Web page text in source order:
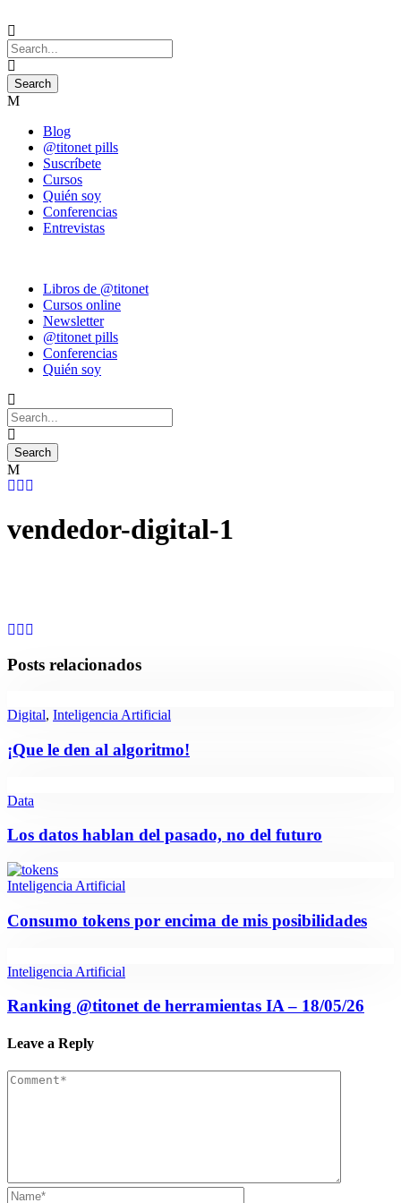
Blog
@titonet pills
Suscríbete
Cursos
Quién soy
Conferencias
Entrevistas
Libros de @titonet
Cursos online
Newsletter
@titonet pills
Conferencias
Quién soy
vendedor-digital-1
Posts relacionados
Digital, Inteligencia Artificial
¡Que le den al algoritmo!
Data
Los datos hablan del pasado, no del futuro
Inteligencia Artificial
Consumo tokens por encima de mis posibilidades
Inteligencia Artificial
Ranking @titonet de herramientas IA – 18/05/26
Leave a Reply